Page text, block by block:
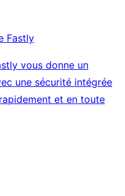
Fastly
vous donne un
une sécurité intégrée
et en toute